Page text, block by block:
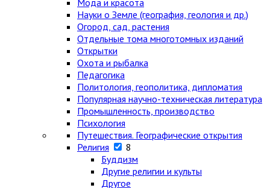
Мода и красота
Науки о Земле (география, геология и др.)
Огород, сад, растения
Отдельные тома многотомных изданий
Открытки
Охота и рыбалка
Педагогика
Политология, геополитика, дипломатия
Популярная научно-техническая литература
Промышленность, производство
Психология
Путешествия. Географические открытия
Религия
8
Буддизм
Другие религии и культы
Другое